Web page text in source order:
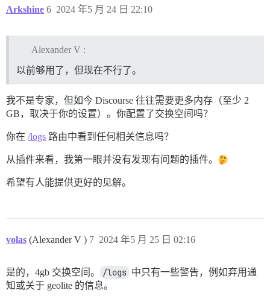
Arkshine 2024 年5 月 24 日 22:10
6
Alexander V :
以前够用了，但现在不行了。
我不是专家，但如今 Discourse 往往需要更多内存（至少 2
GB，取决于你的设置）。你配置了交换空间吗？
你在 /logs 路由中看到任何相关信息吗？
从插件来看，我第一眼并没有发现有问题的插件。
希望有人能提供更好的见解。
volas (Alexander V ) 2024 年5 月 25 日 02:16
7
是的，4gb 交换空间。 /logs 中只有一些警告，例如弃用通
知或关于 geolite 的信息。